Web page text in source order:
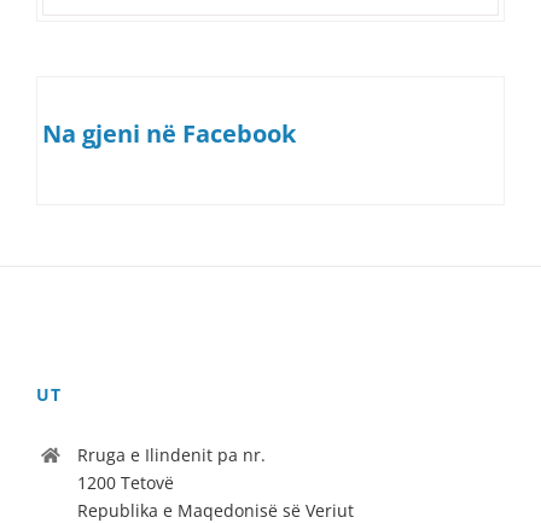
Na gjeni në Facebook
UT
Rruga e Ilindenit pa nr.
1200 Tetovë
Republika e Maqedonisë së Veriut